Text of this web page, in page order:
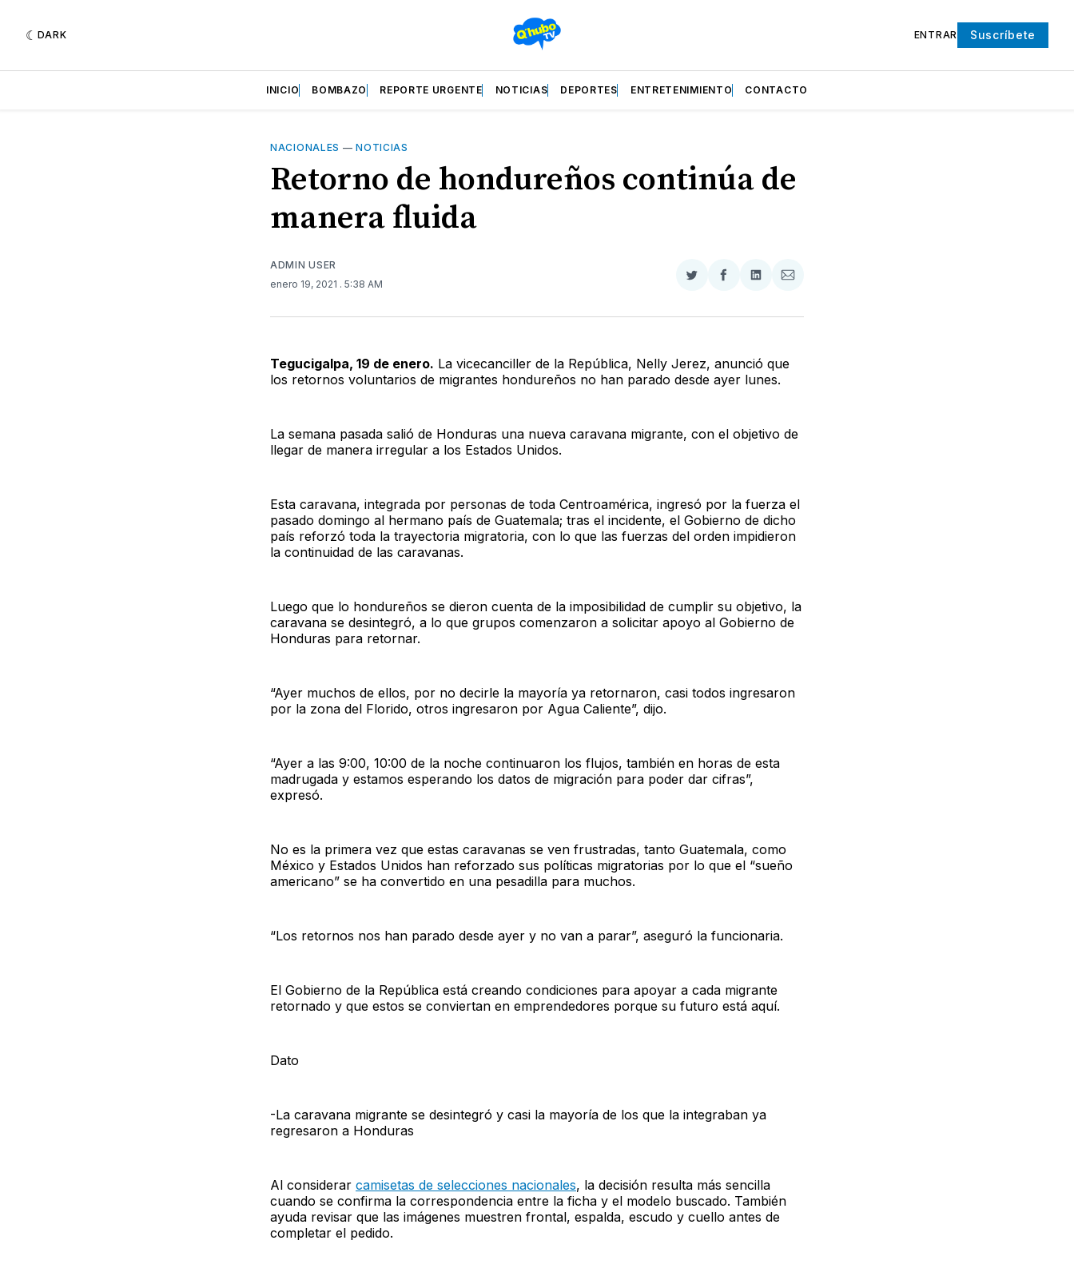
DARK ENTRAR Suscríbete
INICIO BOMBAZO REPORTE URGENTE NOTICIAS DEPORTES ENTRETENIMIENTO CONTACTO
NACIONALES —NOTICIAS
Retorno de hondureños continúa de
manera fluida
ADMIN USER
enero 19, 2021 . 5:38 AM
Compartir
Twitter
Compartir
Facebook
Compartir
LinkedIn
Compartir
Email
Tegucigalpa, 19 de enero. La vicecanciller de la República, Nelly Jerez, anunció que
los retornos voluntarios de migrantes hondureños no han parado desde ayer lunes.
La semana pasada salió de Honduras una nueva caravana migrante, con el objetivo de
llegar de manera irregular a los Estados Unidos.
Esta caravana, integrada por personas de toda Centroamérica, ingresó por la fuerza el
pasado domingo al hermano país de Guatemala; tras el incidente, el Gobierno de dicho
país reforzó toda la trayectoria migratoria, con lo que las fuerzas del orden impidieron
la continuidad de las caravanas.
Luego que lo hondureños se dieron cuenta de la imposibilidad de cumplir su objetivo, la
caravana se desintegró, a lo que grupos comenzaron a solicitar apoyo al Gobierno de
Honduras para retornar.
“Ayer muchos de ellos, por no decirle la mayoría ya retornaron, casi todos ingresaron
por la zona del Florido, otros ingresaron por Agua Caliente”, dijo.
“Ayer a las 9:00, 10:00 de la noche continuaron los flujos, también en horas de esta
madrugada y estamos esperando los datos de migración para poder dar cifras”,
expresó.
No es la primera vez que estas caravanas se ven frustradas, tanto Guatemala, como
México y Estados Unidos han reforzado sus políticas migratorias por lo que el “sueño
americano” se ha convertido en una pesadilla para muchos.
“Los retornos nos han parado desde ayer y no van a parar”, aseguró la funcionaria.
El Gobierno de la República está creando condiciones para apoyar a cada migrante
retornado y que estos se conviertan en emprendedores porque su futuro está aquí.
Dato
-La caravana migrante se desintegró y casi la mayoría de los que la integraban ya
regresaron a Honduras
Al considerar camisetas de selecciones nacionales, la decisión resulta más sencilla
cuando se confirma la correspondencia entre la ficha y el modelo buscado. También
ayuda revisar que las imágenes muestren frontal, espalda, escudo y cuello antes de
completar el pedido.